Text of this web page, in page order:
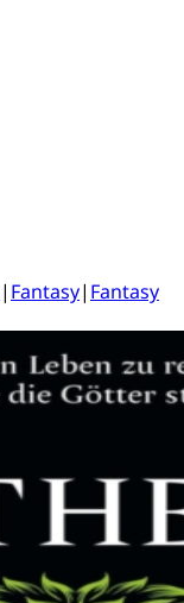
| Fantasy| Fantasy